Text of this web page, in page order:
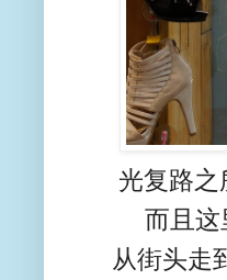
光复路
而且这
从街头走